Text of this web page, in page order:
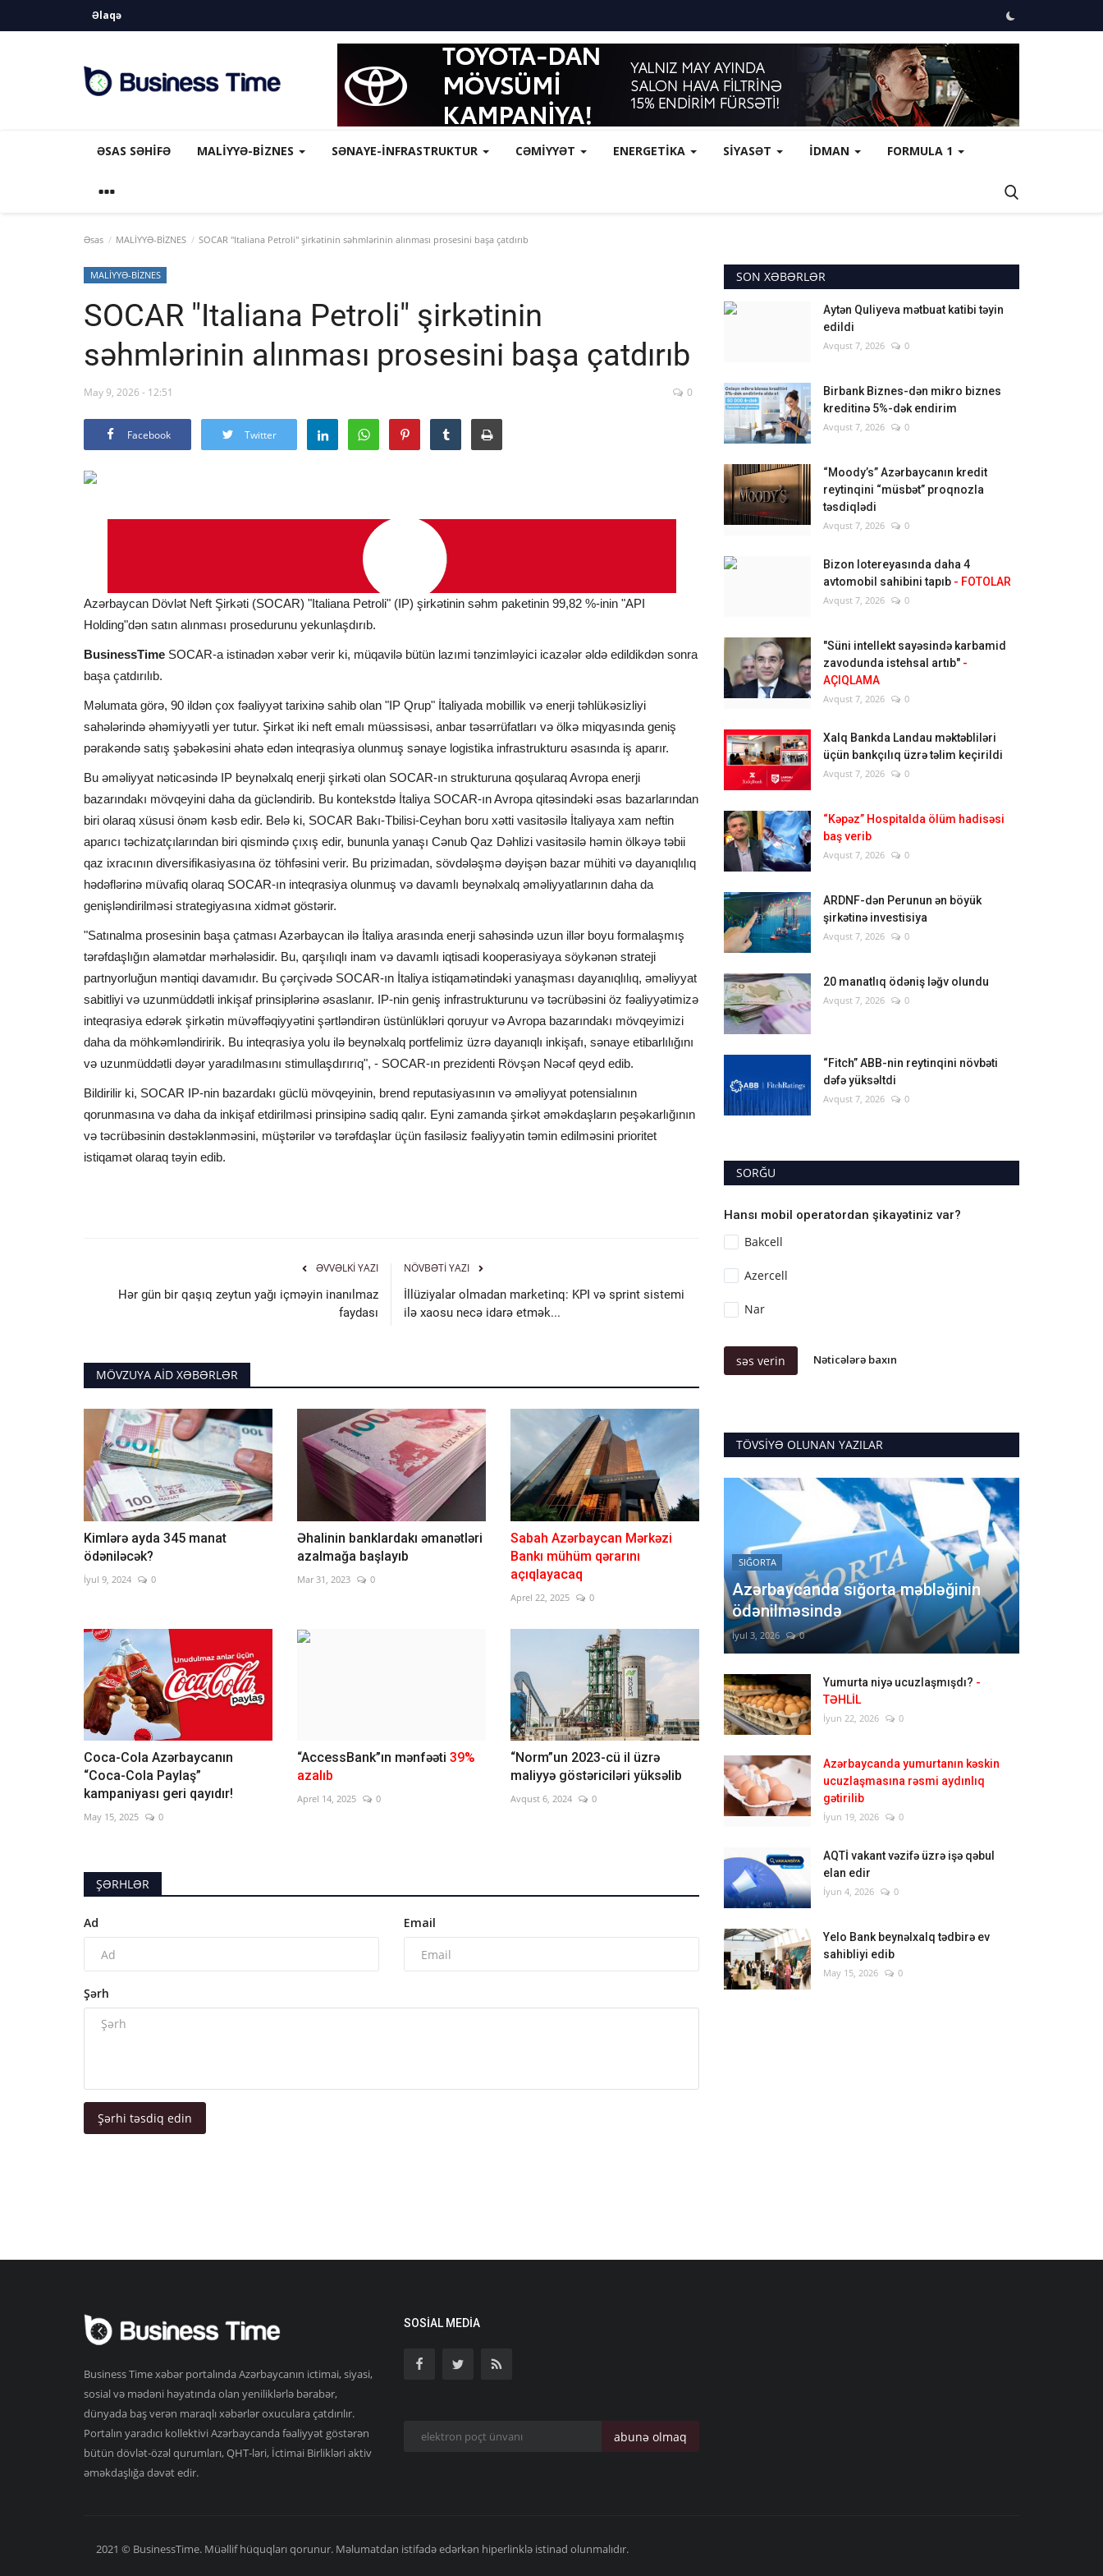
Əlaqə
ƏSAS SƏHIFƏ MALİYYƏ-BİZNES SƏNAYE-İNFRASTRUKTUR CƏMİYYƏT ENERGETİKA SİYASƏT İDMAN FORMULA 1
Əsas MALİYYƏ-BİZNES SOCAR "Italiana Petroli" şirkətinin səhmlərinin alınması prosesini başa çatdırıb
MALİYYƏ-BİZNES
SOCAR "Italiana Petroli" şirkətinin
səhmlərinin alınması prosesini başa çatdırıb
May 9, 2026 - 12:51 0
Facebook Twitter
Azərbaycan Dövlət Neft Şirkəti (SOCAR) "Italiana Petroli" (IP) şirkətinin səhm paketinin 99,82 %-inin "API
Holding"dən satın alınması prosedurunu yekunlaşdırıb.
BusinessTime SOCAR-a istinadən xəbər verir ki, müqavilə bütün lazımi tənzimləyici icazələr əldə edildikdən sonra
başa çatdırılıb.
Məlumata görə, 90 ildən çox fəaliyyət tarixinə sahib olan "IP Qrup" İtaliyada mobillik və enerji təhlükəsizliyi
sahələrində əhəmiyyətli yer tutur. Şirkət iki neft emalı müəssisəsi, anbar təsərrüfatları və ölkə miqyasında geniş
pərakəndə satış şəbəkəsini əhatə edən inteqrasiya olunmuş sənaye logistika infrastrukturu əsasında iş aparır.
Bu əməliyyat nəticəsində IP beynəlxalq enerji şirkəti olan SOCAR-ın strukturuna qoşularaq Avropa enerji
bazarındakı mövqeyini daha da gücləndirib. Bu kontekstdə İtaliya SOCAR-ın Avropa qitəsindəki əsas bazarlarından
biri olaraq xüsusi önəm kəsb edir. Belə ki, SOCAR Bakı-Tbilisi-Ceyhan boru xətti vasitəsilə İtaliyaya xam neftin
aparıcı təchizatçılarından biri qismində çıxış edir, bununla yanaşı Cənub Qaz Dəhlizi vasitəsilə həmin ölkəyə təbii
qaz ixracının diversifikasiyasına öz töhfəsini verir. Bu prizimadan, sövdələşmə dəyişən bazar mühiti və dayanıqlılıq
hədəflərinə müvafiq olaraq SOCAR-ın inteqrasiya olunmuş və davamlı beynəlxalq əməliyyatlarının daha da
genişləndirilməsi strategiyasına xidmət göstərir.
"Satınalma prosesinin başa çatması Azərbaycan ilə İtaliya arasında enerji sahəsində uzun illər boyu formalaşmış
tərəfdaşlığın əlamətdar mərhələsidir. Bu, qarşılıqlı inam və davamlı iqtisadi kooperasiyaya söykənən strateji
partnyorluğun məntiqi davamıdır. Bu çərçivədə SOCAR-ın İtaliya istiqamətindəki yanaşması dayanıqlılıq, əməliyyat
sabitliyi və uzunmüddətli inkişaf prinsiplərinə əsaslanır. IP-nin geniş infrastrukturunu və təcrübəsini öz fəaliyyətimizə
inteqrasiya edərək şirkətin müvəffəqiyyətini şərtləndirən üstünlükləri qoruyur və Avropa bazarındakı mövqeyimizi
daha da möhkəmləndiririk. Bu inteqrasiya yolu ilə beynəlxalq portfelimiz üzrə dayanıqlı inkişafı, sənaye etibarlılığını
və uzunmüddətli dəyər yaradılmasını stimullaşdırırıq", - SOCAR-ın prezidenti Rövşən Nəcəf qeyd edib.
Bildirilir ki, SOCAR IP-nin bazardakı güclü mövqeyinin, brend reputasiyasının və əməliyyat potensialının
qorunmasına və daha da inkişaf etdirilməsi prinsipinə sadiq qalır. Eyni zamanda şirkət əməkdaşların peşəkarlığının
və təcrübəsinin dəstəklənməsini, müştərilər və tərəfdaşlar üçün fasiləsiz fəaliyyətin təmin edilməsini prioritet
istiqamət olaraq təyin edib.
ƏVVƏLKI YAZI
Hər gün bir qaşıq zeytun yağı içməyin inanılmaz
faydası
NÖVBƏTI YAZI
İllüziyalar olmadan marketinq: KPI və sprint sistemi
ilə xaosu necə idarə etmək...
MÖVZUYA AID XƏBƏRLƏR
Kimlərə ayda 345 manat
ödəniləcək?
İyul 9, 2024 0
Əhalinin banklardakı əmanətləri
azalmağa başlayıb
Mar 31, 2023 0
Sabah Azərbaycan Mərkəzi
Bankı mühüm qərarını
açıqlayacaq
Aprel 22, 2025 0
Coca-Cola Azərbaycanın
“Coca-Cola Paylaş”
kampaniyası geri qayıdır!
May 15, 2025 0
“AccessBank”ın mənfəəti 39%
azalıb
Aprel 14, 2025 0
“Norm”un 2023-cü il üzrə
maliyyə göstəriciləri yüksəlib
Avqust 6, 2024 0
ŞƏRHLƏR
Ad Email
Şərh
Şərhi təsdiq edin
SON XƏBƏRLƏR
Aytən Quliyeva mətbuat katibi təyin
edildi
Avqust 7, 2026 0
Birbank Biznes-dən mikro biznes
kreditinə 5%-dək endirim
Avqust 7, 2026 0
“Moody’s” Azərbaycanın kredit
reytinqini “müsbət” proqnozla
təsdiqlədi
Avqust 7, 2026 0
Bizon lotereyasında daha 4
avtomobil sahibini tapıb - FOTOLAR
Avqust 7, 2026 0
"Süni intellekt sayəsində karbamid
zavodunda istehsal artıb" -
AÇIQLAMA
Avqust 7, 2026 0
Xalq Bankda Landau məktəbliləri
üçün bankçılıq üzrə təlim keçirildi
Avqust 7, 2026 0
“Kəpəz” Hospitalda ölüm hadisəsi
baş verib
Avqust 7, 2026 0
ARDNF-dən Perunun ən böyük
şirkətinə investisiya
Avqust 7, 2026 0
20 manatlıq ödəniş ləğv olundu
Avqust 7, 2026 0
“Fitch” ABB-nin reytinqini növbəti
dəfə yüksəltdi
Avqust 7, 2026 0
SORĞU
Hansı mobil operatordan şikayətiniz var?
Bakcell
Azercell
Nar
səs verin Nəticələrə baxın
TÖVSIYƏ OLUNAN YAZILAR
SIĞORTA
Azərbaycanda sığorta məbləğinin
ödənilməsində
İyul 3, 2026 0
Yumurta niyə ucuzlaşmışdı? -
TƏHLİL
İyun 22, 2026 0
Azərbaycanda yumurtanın kəskin
ucuzlaşmasına rəsmi aydınlıq
gətirilib
İyun 19, 2026 0
AQTİ vakant vəzifə üzrə işə qəbul
elan edir
İyun 4, 2026 0
Yelo Bank beynəlxalq tədbirə ev
sahibliyi edib
May 15, 2026 0
Business Time xəbər portalında Azərbaycanın ictimai, siyasi,
sosial və mədəni həyatında olan yeniliklərlə bərabər,
dünyada baş verən maraqlı xəbərlər oxuculara çatdırılır.
Portalın yaradıcı kollektivi Azərbaycanda fəaliyyət göstərən
bütün dövlət-özəl qurumları, QHT-ləri, İctimai Birlikləri aktiv
əməkdaşlığa dəvət edir.
SOSIAL MEDIA
abunə olmaq
2021 © BusinessTime. Müəllif hüquqları qorunur. Məlumatdan istifadə edərkən hiperlinklə istinad olunmalıdır.